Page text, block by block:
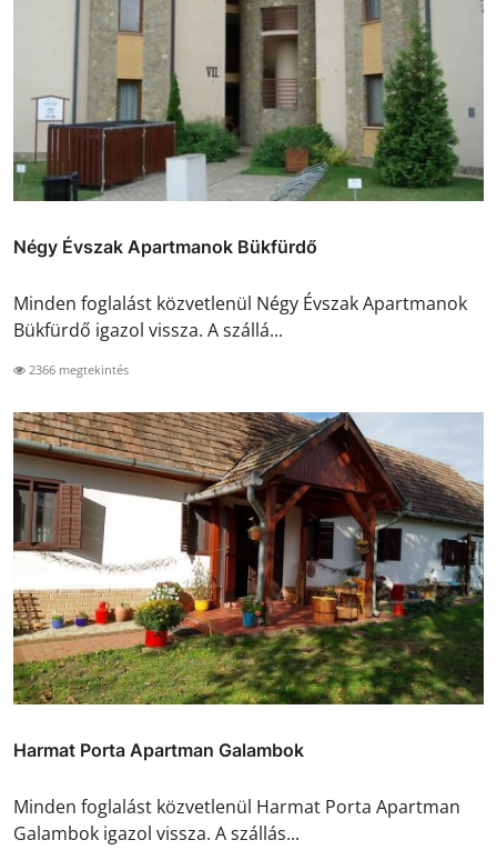
Négy Évszak Apartmanok Bükfürdő
Minden foglalást közvetlenül Négy Évszak Apartmanok
Bükfürdő igazol vissza. A szállá...
2366 megtekintés
Harmat Porta Apartman Galambok
Minden foglalást közvetlenül Harmat Porta Apartman
Galambok igazol vissza. A szállás...